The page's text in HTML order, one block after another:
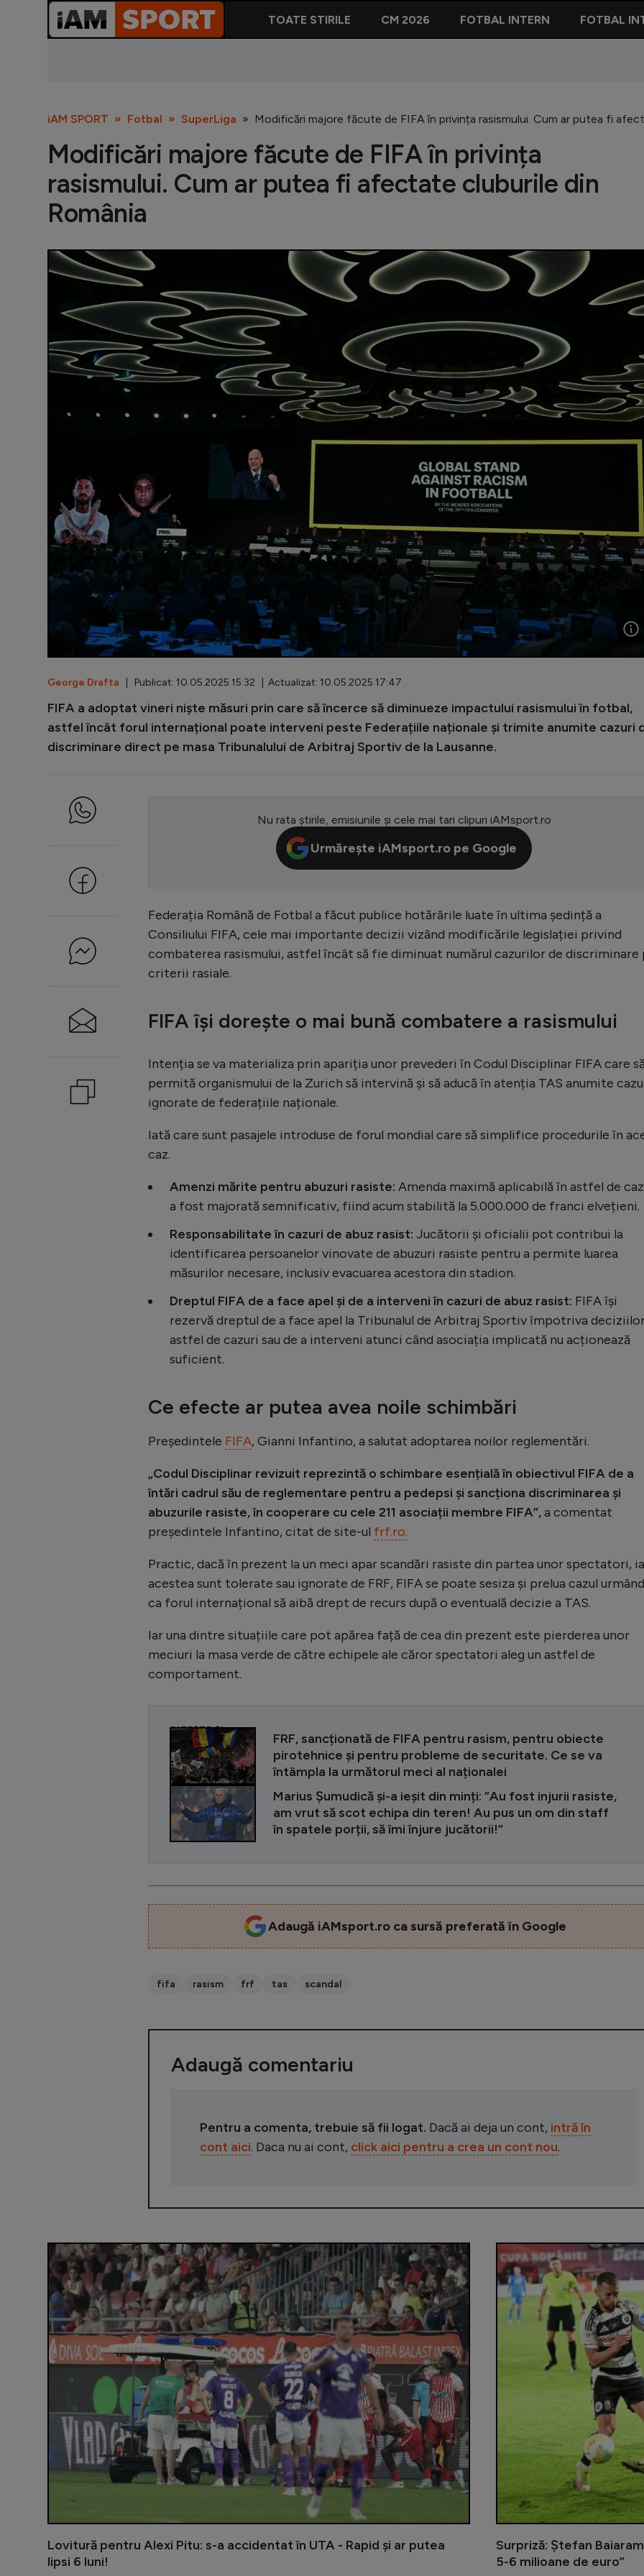
TOATE STIRILE CM 2026 FOTBAL INTERN FOTBAL
iAM SPORT Fotbal SuperLiga Modificări majore făcute de FIFA în privința rasismului. Cum ar putea fi
Modificări majore făcute de FIFA în privința
rasismului. Cum ar putea fi afectate cluburile din
România
George Drafta | Publicat: 10.05.2025 15:32 | Actualizat: 10.05.2025 17:47
FIFA a adoptat vineri niște măsuri prin care să încerce să diminueze impactului rasismului în fotbal,
astfel încât forul internațional poate interveni peste Federațiile naționale și trimite anumite cazuri
discriminare direct pe masa Tribunalului de Arbitraj Sportiv de la Lausanne.
Nu rata știrile, emisiunile și cele mai tari clipuri iAMsport.ro
Urmărește iAMsport.ro pe Google
Federația Română de Fotbal a făcut publice hotărârile luate în ultima ședință a
Consiliului FIFA, cele mai importante decizii vizând modificările legislației privind
combaterea rasismului, astfel încât să fie diminuat numărul cazurilor de discriminare
criterii rasiale.
FIFA își dorește o mai bună combatere a rasismului
Intenția se va materializa prin apariția unor prevederi în Codul Disciplinar FIFA care să
permită organismului de la Zurich să intervină și să aducă în atenția TAS anumite
ignorate de federațiile naționale.
Iată care sunt pasajele introduse de forul mondial care să simplifice procedurile în
caz.
Amenzi mărite pentru abuzuri rasiste: Amenda maximă aplicabilă în astfel de
a fost majorată semnificativ, fiind acum stabilită la 5.000.000 de franci elvețieni.
Responsabilitate în cazuri de abuz rasist: Jucătorii și oficialii pot contribui la
identificarea persoanelor vinovate de abuzuri rasiste pentru a permite luarea
măsurilor necesare, inclusiv evacuarea acestora din stadion.
Dreptul FIFA de a face apel și de a interveni în cazuri de abuz rasist: FIFA își
rezervă dreptul de a face apel la Tribunalul de Arbitraj Sportiv împotriva
astfel de cazuri sau de a interveni atunci când asociația implicată nu acționează
suficient.
Ce efecte ar putea avea noile schimbări
Președintele FIFA, Gianni Infantino, a salutat adoptarea noilor reglementări.
„Codul Disciplinar revizuit reprezintă o schimbare esențială în obiectivul FIFA de a
întări cadrul său de reglementare pentru a pedepsi și sancționa discriminarea și
abuzurile rasiste, în cooperare cu cele 211 asociații membre FIFA”,a comentat
președintele Infantino, citat de site-ul frf.ro.
Practic, dacă în prezent la un meci apar scandări rasiste din partea unor spectatori,
acestea sunt tolerate sau ignorate de FRF, FIFA se poate sesiza și prelua cazul urmând
ca forul internațional să aibă drept de recurs după o eventuală decizie a TAS.
Iar una dintre situațiile care pot apărea față de cea din prezent este pierderea unor
meciuri la masa verde de către echipele ale căror spectatori aleg un astfel de
comportament.
CITEȘTE ȘI
FRF, sancționată de FIFA pentru rasism, pentru obiecte
pirotehnice și pentru probleme de securitate. Ce se va
întâmpla la următorul meci al naționalei
Marius Șumudică și-a ieșit din minți: ”Au fost injurii rasiste,
am vrut să scot echipa din teren! Au pus un om din staff
în spatele porții, să îmi înjure jucătorii!”
Adaugă iAMsport.ro ca sursă preferată în Google
fifa rasism frf tas scandal
Adaugă comentariu
Pentru a comenta, trebuie să fii logat. Dacă ai deja un cont, intră în
cont aici. Daca nu ai cont, click aici pentru a crea un cont nou.
Lovitură pentru Alexi Pitu: s-a accidentat în UTA - Rapid și ar putea
lipsi 6 luni!
Surpriză: Ștefan
5-6 milioane de euro”